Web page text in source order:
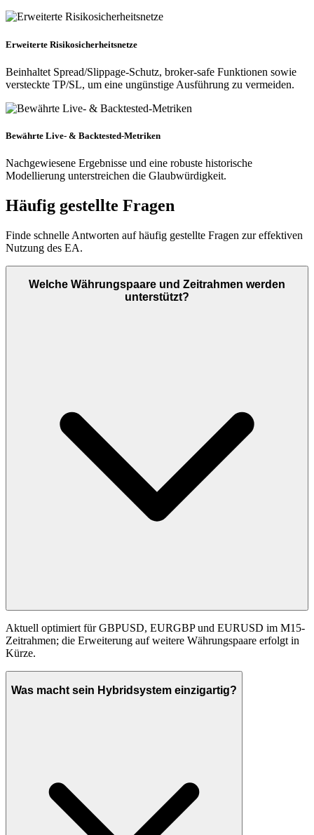
Erweiterte Risikosicherheitsnetze
Beinhaltet Spread/Slippage-Schutz, broker-safe Funktionen sowie
versteckte TP/SL, um eine ungünstige Ausführung zu vermeiden.
Bewährte Live- & Backtested-Metriken
Nachgewiesene Ergebnisse und eine robuste historische
Modellierung unterstreichen die Glaubwürdigkeit.
Häufig gestellte Fragen
Finde schnelle Antworten auf häufig gestellte Fragen zur effektiven
Nutzung des EA.
Welche Währungspaare und Zeitrahmen werden
unterstützt?
Aktuell optimiert für GBPUSD, EURGBP und EURUSD im M15-
Zeitrahmen; die Erweiterung auf weitere Währungspaare erfolgt in
Kürze.
Was macht sein Hybridsystem einzigartig?